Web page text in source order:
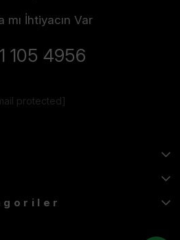
mı İhtiyacın Var
105 4956
protected]